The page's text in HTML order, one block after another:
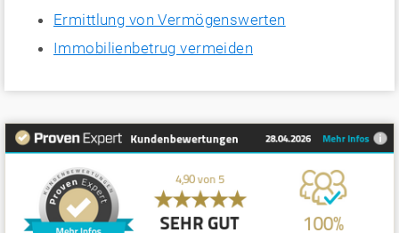
Ermittlung von Vermögenswerten
Immobilienbetrug vermeiden